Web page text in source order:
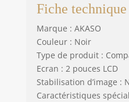
Fiche technique
Marque : AKASO
Couleur : Noir
Type de produit :
Ecran : 2 pouces LCD
Stabilisation d’image :
Caractéristiques